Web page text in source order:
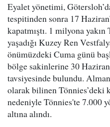
Eyalet yönetimi,
tespitinden sonra 17
kapatmıştı. 1 milyona
yaşadığı Kuzey Ren
önümüzdeki Cuma günü
bölge sakinlerine 30
tavsiyesinde bulundu.
olarak bilinen Tönnies’deki
nedeniyle Tönnies'te 7.000
altına alındı.